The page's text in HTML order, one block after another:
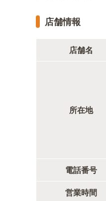
店舗情報
店舗名
所在地
電話番号
営業時間